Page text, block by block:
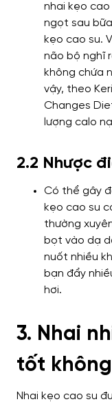
nhai kẹo cao
ngọt sau
kẹo cao su.
não bộ nghĩ
không chứa
vậy, theo
Changes
lượng calo
2.2 Nhược
Có thể gây
kẹo cao su
thường
bọt vào dạ
nuốt nhiều
bạn đẩy
hơi.
3. Nhai
tốt
Nhai kẹo cao su